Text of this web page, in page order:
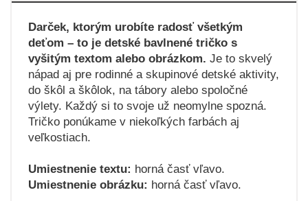
Darček, ktorým urobíte radosť všetkým
deťom – to je detské bavlnené tričko s
vyšitým textom alebo obrázkom. Je to skvelý
nápad aj pre rodinné a skupinové detské aktivity,
do škôl a škôlok, na tábory alebo spoločné
výlety. Každý si to svoje už neomylne spozná.
Tričko ponúkame v niekoľkých farbách aj
veľkostiach.
Umiestnenie textu: horná časť vľavo.
Umiestnenie obrázku: horná časť vľavo.